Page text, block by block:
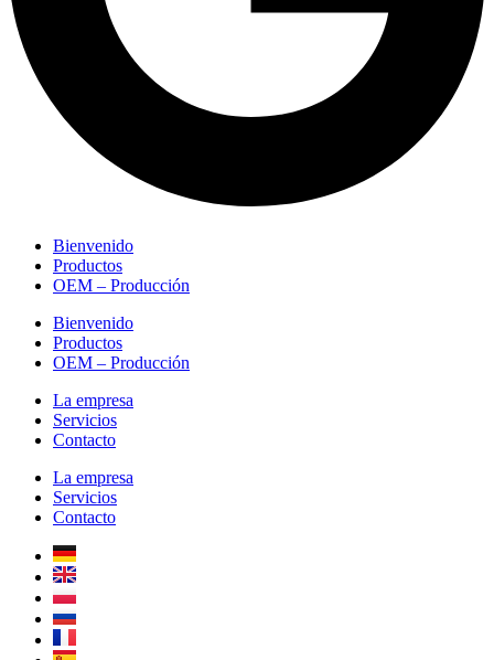
Bienvenido
Productos
OEM – Producción
Bienvenido
Productos
OEM – Producción
La empresa
Servicios
Contacto
La empresa
Servicios
Contacto